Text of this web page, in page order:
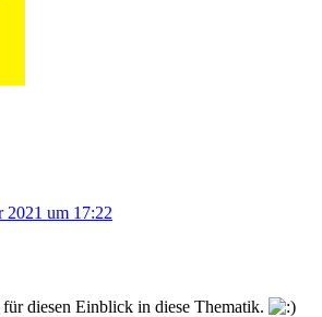
2021 um 17:22
diesen Einblick in diese Thematik.